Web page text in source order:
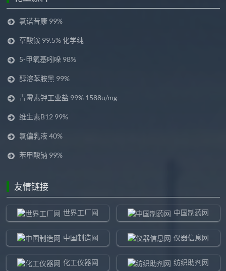
氯诺昔康 99%
草酸铵 99.5% 化学纯
5-甲氧基吲哚 98%
醇溶苯胺黑 99%
青霉素钾工业盐 99% 1588u/mg
维生素B12 99%
氯偏乳液 40%
苯甲酸钠 99%
友情链接
世界工厂网 中国制药网
中国制造网 仪器信息网
化工仪器网 纺织助剂网